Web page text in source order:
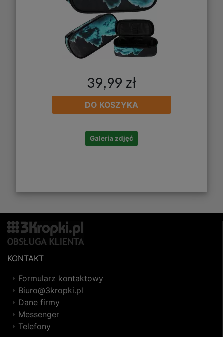
39,99 zł
DO KOSZYKA
Galeria zdjęć
KONTAKT
Formularz kontaktowy
Biuro@3kropki.pl
Dane firmy
Messenger
Telefony